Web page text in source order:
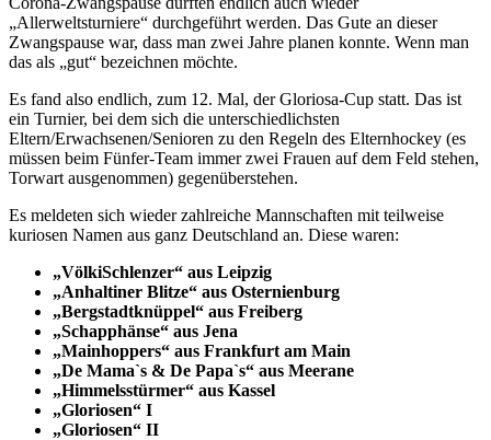
„Allerweltsturniere“ durchgeführt werden. Das Gute an dieser
Zwangspause war, dass man zwei Jahre planen konnte. Wenn man
das als „gut“ bezeichnen möchte.
Es fand also endlich, zum 12. Mal, der Gloriosa-Cup statt. Das ist
ein Turnier, bei dem sich die unterschiedlichsten
Eltern/Erwachsenen/Senioren zu den Regeln des Elternhockey (es
müssen beim Fünfer-Team immer zwei Frauen auf dem Feld stehen,
Torwart ausgenommen) gegenüberstehen.
Es meldeten sich wieder zahlreiche Mannschaften mit teilweise
kuriosen Namen aus ganz Deutschland an. Diese waren:
„VölkiSchlenzer“ aus Leipzig
„Anhaltiner Blitze“ aus Osternienburg
„Bergstadtknüppel“ aus Freiberg
„Schapphänse“ aus Jena
„Mainhoppers“ aus Frankfurt am Main
„De Mama`s & De Papa`s“ aus Meerane
„Himmelsstürmer“ aus Kassel
„Gloriosen“ I
„Gloriosen“ II